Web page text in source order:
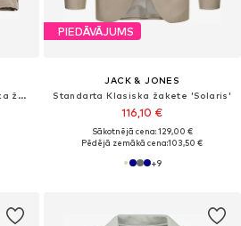
Standarta piegriezums Klasiska žakete
PIEDĀVĀJUMS
JACK & JONES
Standarta Klasiska žakete 'Solaris'
116,10 €
Sākotnējā cena: 129,00 €
Pēdējā zemākā cena:103,50 €
+9